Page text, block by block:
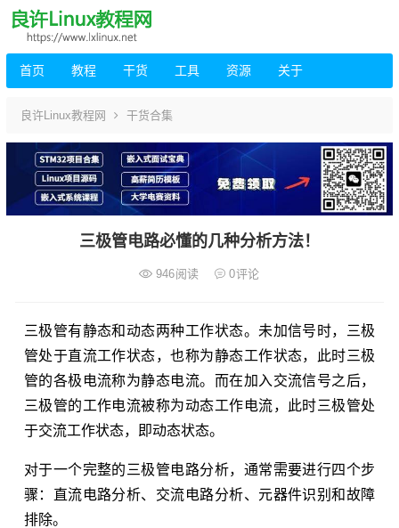
首页 教程 干货 工具 资源 关于
良许Linux教程网 干货合集
三极管电路必懂的几种分析方法！
946阅读 0评论
三极管有静态和动态两种工作状态。未加信号时，三极
管处于直流工作状态，也称为静态工作状态，此时三极
管的各极电流称为静态电流。而在加入交流信号之后，
三极管的工作电流被称为动态工作电流，此时三极管处
于交流工作状态，即动态状态。
对于一个完整的三极管电路分析，通常需要进行四个步
骤：直流电路分析、交流电路分析、元器件识别和故障
排除。